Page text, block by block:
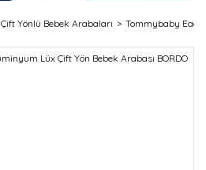
Çift Yönlü Bebek Arabaları Tommybaby